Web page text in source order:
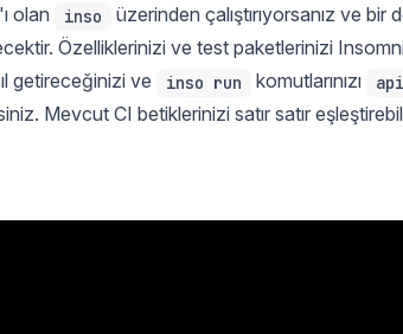
olan inso
üzerinden çalıştırıyorsanız ve
Özelliklerinizi ve test paketlerinizi
getireceğinizi ve
inso run komutlarınızı
Mevcut CI betiklerinizi satır satır